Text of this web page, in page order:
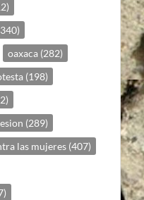
oaxaca (282)
(198)
(289)
las mujeres (407)